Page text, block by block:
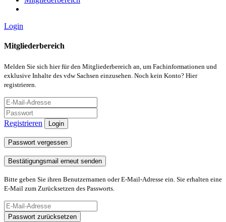
Login
Mitgliederbereich
Melden Sie sich hier für den Mitgliederbereich an, um Fachinformationen und
exklusive Inhalte des vdw Sachsen einzusehen. Noch kein Konto? Hier
registrieren.
Registrieren Login
Passwort vergessen
Bestätigungsmail erneut senden
Bitte geben Sie ihren Benutzernamen oder E-Mail-Adresse ein. Sie erhalten eine
E-Mail zum Zurücksetzen des Passworts.
Passwort zurücksetzen